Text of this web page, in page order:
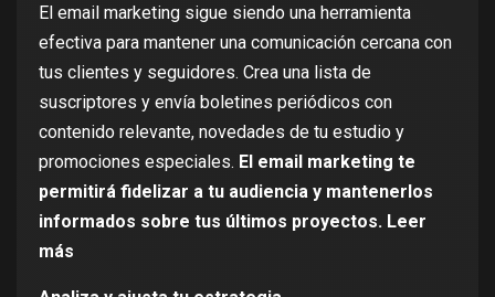
El email marketing sigue siendo una herramienta
efectiva para mantener una comunicación cercana con
tus clientes y seguidores. Crea una lista de
suscriptores y envía boletines periódicos con
contenido relevante, novedades de tu estudio y
promociones especiales. El email marketing te
permitirá fidelizar a tu audiencia y mantenerlos
informados sobre tus últimos proyectos. Leer
más